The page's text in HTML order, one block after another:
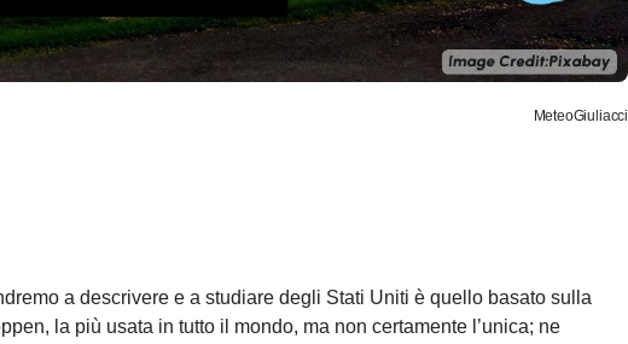
MeteoGiuliacci
a descrivere e a studiare degli Stati Uniti è quello basato sulla
la più usata in tutto il mondo, ma non certamente l’unica; ne